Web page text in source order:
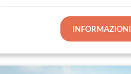
INFORMAZIONI